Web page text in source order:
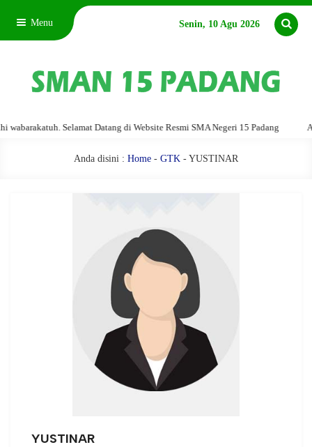
Menu Senin, 10 Agu 2026
Selamat Datang di Website Resmi SMA Negeri 15 Padang
Anda disini : Home - GTK - YUSTINAR
YUSTINAR